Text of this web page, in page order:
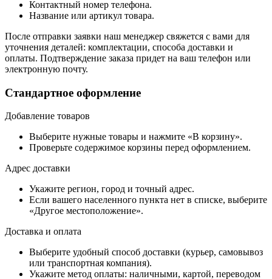
Контактный номер телефона.
Название или артикул товара.
После отправки заявки наш менеджер свяжется с вами для
уточнения деталей: комплектации, способа доставки и
оплаты. Подтверждение заказа придет на ваш телефон или
электронную почту.
Стандартное оформление
Добавление товаров
Выберите нужные товары и нажмите «В корзину».
Проверьте содержимое корзины перед оформлением.
Адрес доставки
Укажите регион, город и точный адрес.
Если вашего населенного пункта нет в списке, выберите
«Другое местоположение».
Доставка и оплата
Выберите удобный способ доставки (курьер, самовывоз
или транспортная компания).
Укажите метод оплаты: наличными, картой, переводом